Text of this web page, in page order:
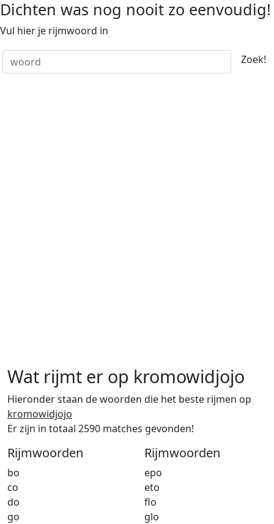
Dichten was nog nooit zo eenvoudig!
Vul hier je rijmwoord in
Wat rijmt er op kromowidjojo
Hieronder staan de woorden die het beste rijmen op
kromowidjojo
Er zijn in totaal 2590 matches gevonden!
Rijmwoorden
bo
co
do
go
Rijmwoorden
epo
eto
flo
glo